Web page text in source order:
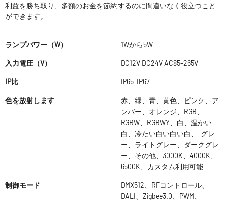
利益を勝ち取り、多額のお金を節約するのに間違いなく役立つこと
ができます。
ランプパワー（W） 1Wから5W
入力電圧（V） DC12V DC24V AC85-265V
IP比 IP65-IP67
色を放射します
赤、緑、青、黄色、ピンク、ア
ンバー、オレンジ、RGB、
RGBW、RGBWY、白、温かい
白、冷たい白い白い白、 グレ
ー、ライトグレー、ダークグレ
ー、その他、3000K、4000K、
6500K、カスタム利用可能
制御モード
DMX512、RFコントロール、
DALI、Zigbee3.0、PWM、